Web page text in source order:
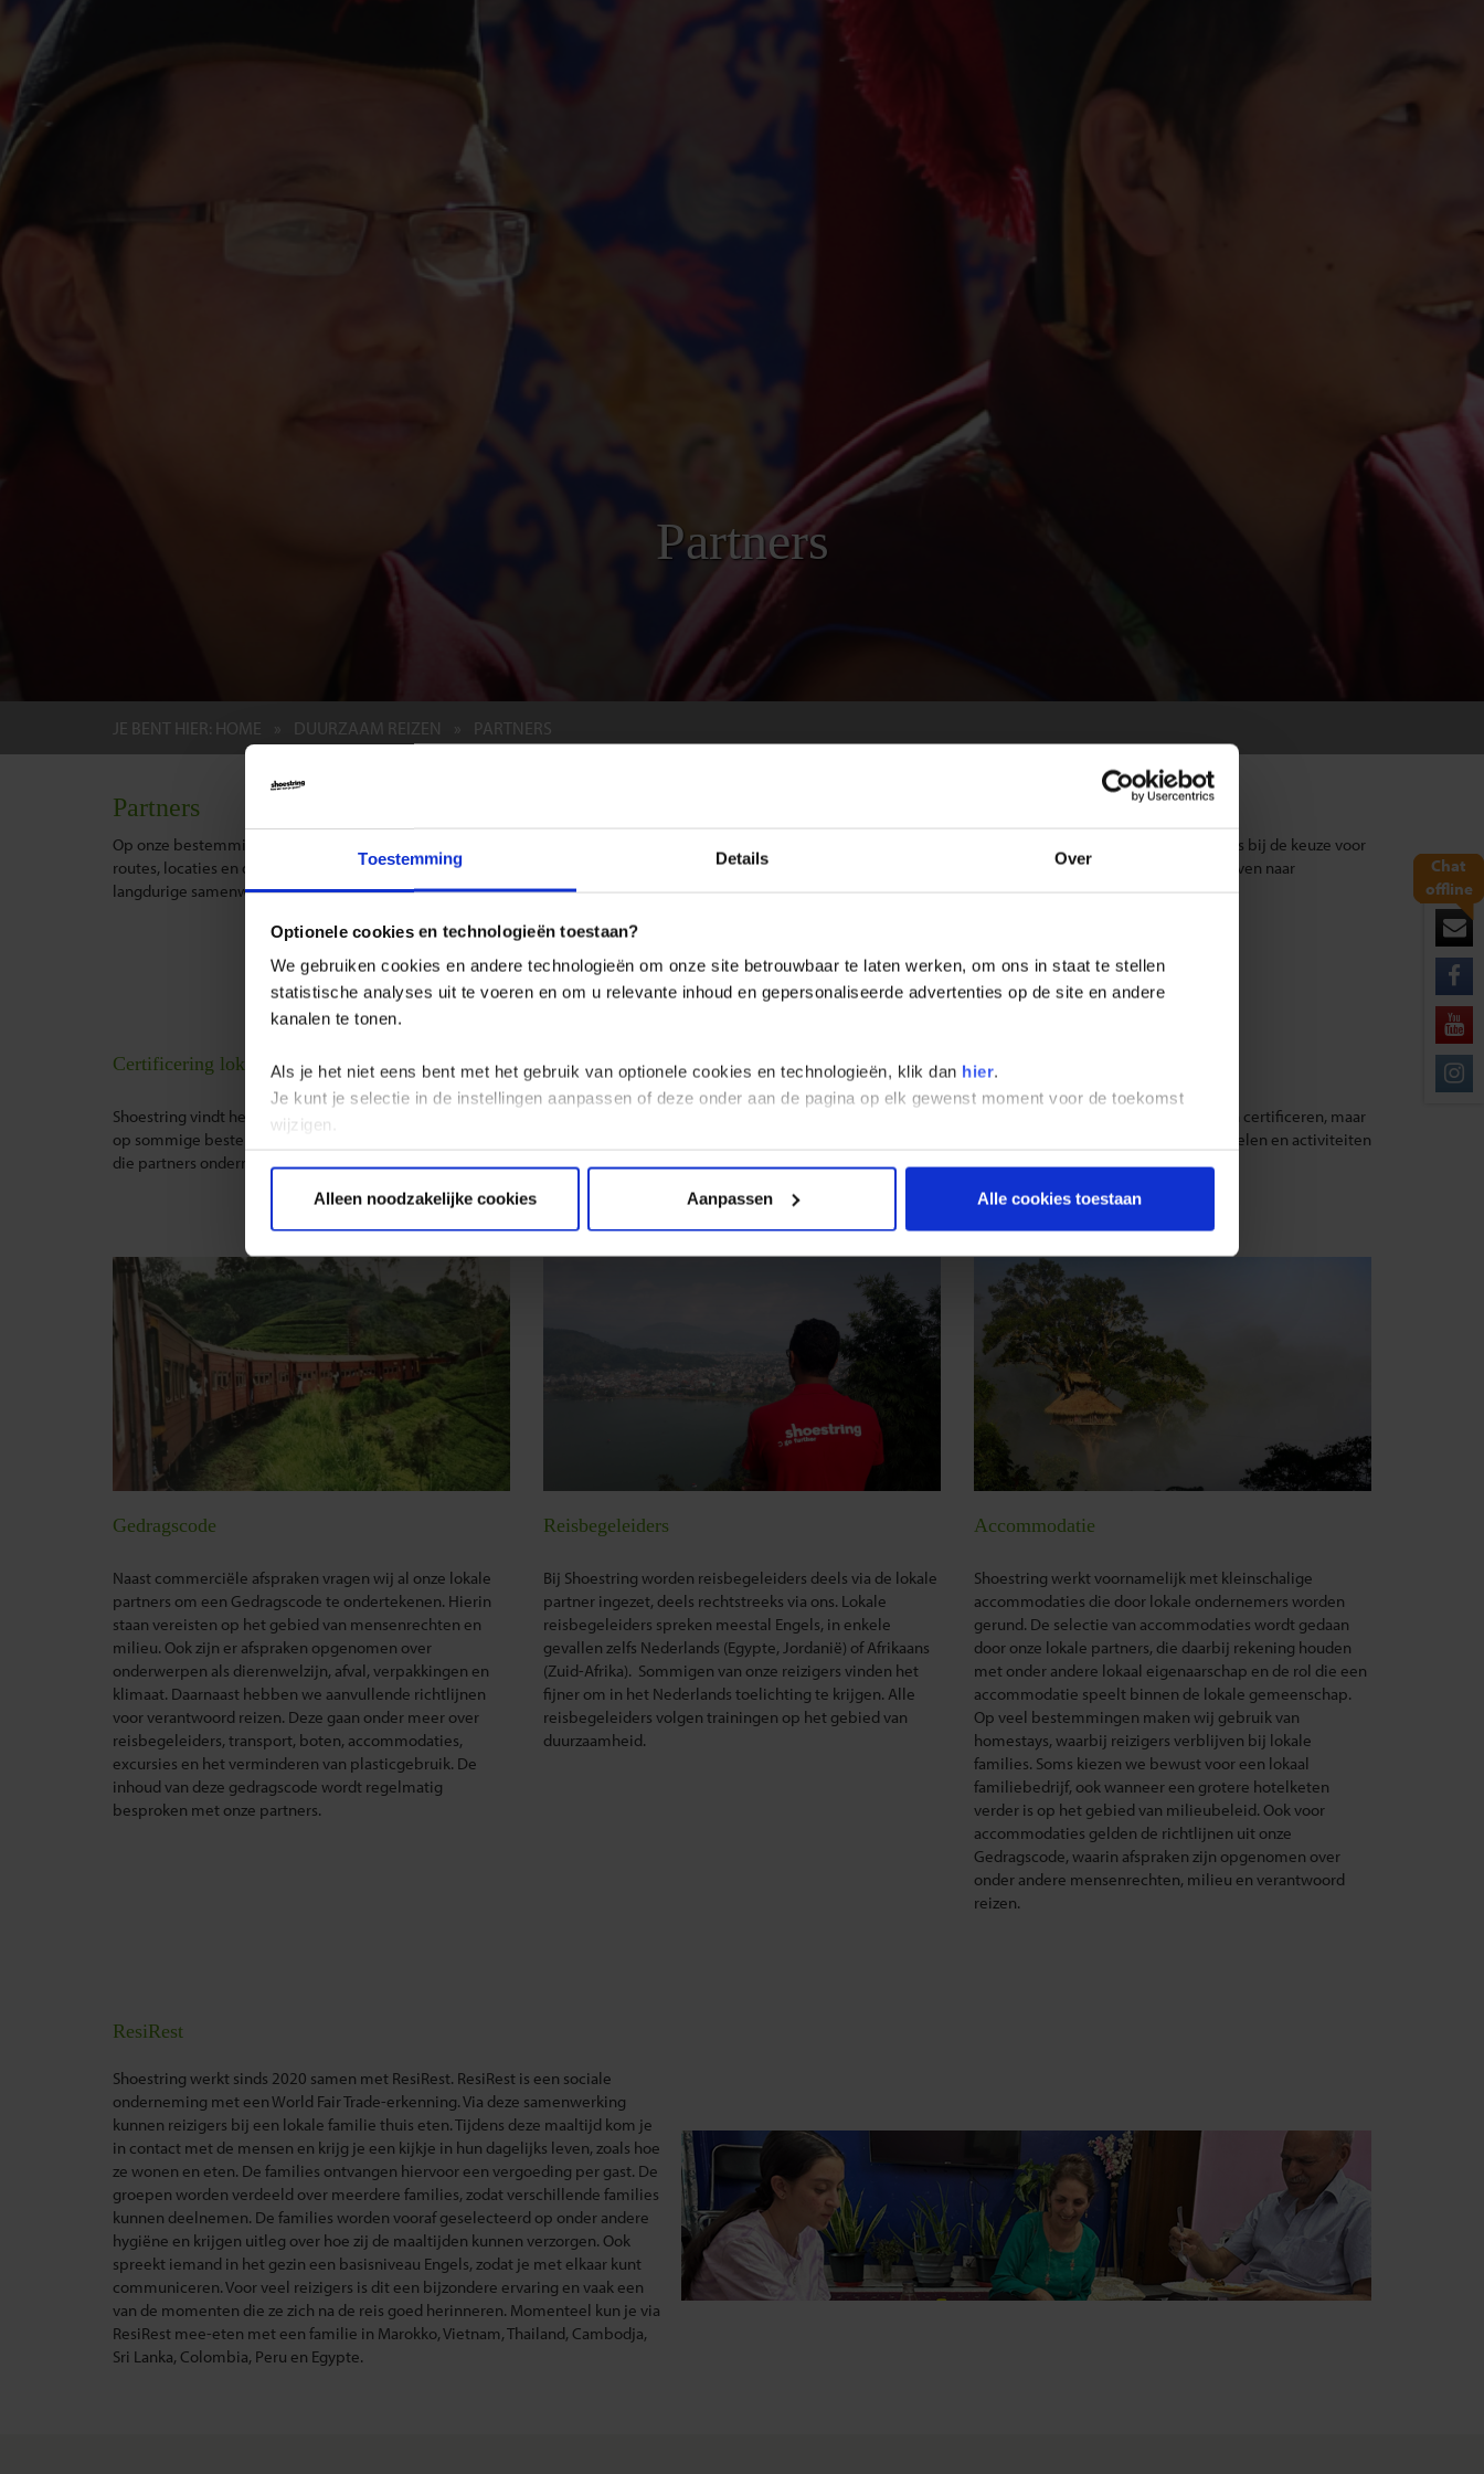
Toestemming Details Over
Optionele cookies en technologieën toestaan?
We gebruiken cookies en andere technologieën om onze site betrouwbaar te laten werken, om ons in staat te stellen
statistische analyses uit te voeren en om u relevante inhoud en gepersonaliseerde advertenties op de site en andere
kanalen te tonen.
Als je het niet eens bent met het gebruik van optionele cookies en technologieën, klik dan hier.
Je kunt je selectie in de instellingen aanpassen of deze onder aan de pagina op elk gewenst moment voor de toekomst
wijzigen.
Alleen noodzakelijke cookies
Aanpassen Alle cookies toestaan
Chat
offline
Partners
JE BENT HIER: HOME DUURZAAM REIZEN PARTNERS
Partners
Op onze bestemmingen werken wij samen met lokale partners die ondersteunen bij de uitvoering van onze reizen, zoals transport en begeleiding. Zij adviseren ons bij de keuze voor
routes, locaties en de accommodaties waar je als reiziger verblijft. Dankzij hun kennis van de bestemming kunnen wij onze reizen zorgvuldig samenstellen. We streven naar
langdurige samenwerkingen met deze partners.
Certificering lokale partners
Shoestring vindt het belangrijk dat haar lokale partners kunnen laten zien hoe zij omgaan met duurzaamheid. Waar mogelijk stimuleren ze partners om zich te laten certificeren, maar
op sommige bestemmingen is certificering nog niet beschikbaar of haalbaar. Daarom kijken ze niet alleen naar certificeringen, maar ook naar de concrete maatregelen en activiteiten
die partners ondernemen.
Gedragscode
Naast commerciële afspraken vragen wij al onze lokale
partners om een Gedragscode te ondertekenen. Hierin
staan vereisten op het gebied van mensenrechten en
milieu. Ook zijn er afspraken opgenomen over
onderwerpen als dierenwelzijn, afval, verpakkingen en
klimaat. Daarnaast hebben we aanvullende richtlijnen
voor verantwoord reizen. Deze gaan onder meer over
reisbegeleiders, transport, boten, accommodaties,
excursies en het verminderen van plasticgebruik. De
inhoud van deze gedragscode wordt regelmatig
besproken met onze partners.
Reisbegeleiders
Bij Shoestring worden reisbegeleiders deels via de lokale
partner ingezet, deels rechtstreeks via ons. Lokale
reisbegeleiders spreken meestal Engels, in enkele
gevallen zelfs Nederlands (Egypte, Jordanië) of Afrikaans
(Zuid-Afrika). Sommigen van onze reizigers vinden het
fijner om in het Nederlands toelichting te krijgen. Alle
reisbegeleiders volgen trainingen op het gebied van
duurzaamheid.
Accommodatie
Shoestring werkt voornamelijk met kleinschalige
accommodaties die door lokale ondernemers worden
gerund. De selectie van accommodaties wordt gedaan
door onze lokale partners, die daarbij rekening houden
met onder andere lokaal eigenaarschap en de rol die een
accommodatie speelt binnen de lokale gemeenschap.
Op veel bestemmingen maken wij gebruik van
homestays, waarbij reizigers verblijven bij lokale
families. Soms kiezen we bewust voor een lokaal
familiebedrijf, ook wanneer een grotere hotelketen
verder is op het gebied van milieubeleid. Ook voor
accommodaties gelden de richtlijnen uit onze
Gedragscode, waarin afspraken zijn opgenomen over
onder andere mensenrechten, milieu en verantwoord
reizen.
ResiRest
Shoestring werkt sinds 2020 samen met ResiRest. ResiRest is een sociale
onderneming met een World Fair Trade-erkenning. Via deze samenwerking
kunnen reizigers bij een lokale familie thuis eten. Tijdens deze maaltijd kom je
in contact met de mensen en krijg je een kijkje in hun dagelijks leven, zoals hoe
ze wonen en eten. De families ontvangen hiervoor een vergoeding per gast. De
groepen worden verdeeld over meerdere families, zodat verschillende families
kunnen deelnemen. De families worden vooraf geselecteerd op onder andere
hygiëne en krijgen uitleg over hoe zij de maaltijden kunnen verzorgen. Ook
spreekt iemand in het gezin een basisniveau Engels, zodat je met elkaar kunt
communiceren. Voor veel reizigers is dit een bijzondere ervaring en vaak een
van de momenten die ze zich na de reis goed herinneren. Momenteel kun je via
ResiRest mee-eten met een familie in Marokko, Vietnam, Thailand, Cambodja,
Sri Lanka, Colombia, Peru en Egypte.